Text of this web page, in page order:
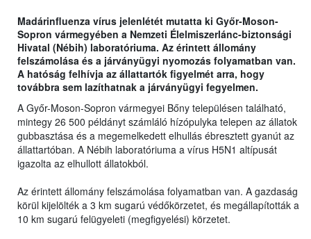
Madárinfluenza vírus jelenlétét mutatta ki Győr-Moson-
Sopron vármegyében a Nemzeti Élelmiszerlánc-biztonsági
Hivatal (Nébih) laboratóriuma. Az érintett állomány
felszámolása és a járványügyi nyomozás folyamatban van.
A hatóság felhívja az állattartók figyelmét arra, hogy
továbbra sem lazíthatnak a járványügyi fegyelmen.
A Győr-Moson-Sopron vármegyei Bőny településen található,
mintegy 26 500 példányt számláló hízópulyka telepen az állatok
gubbasztása és a megemelkedett elhullás ébresztett gyanút az
állattartóban. A Nébih laboratóriuma a vírus H5N1 altípusát
igazolta az elhullott állatokból.
Az érintett állomány felszámolása folyamatban van. A gazdaság
körül kijelölték a 3 km sugarú védőkörzetet, és megállapították a
10 km sugarú felügyeleti (megfigyelési) körzetet.